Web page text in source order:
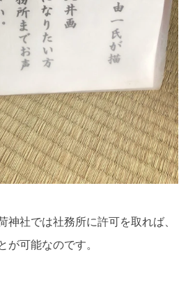
社では社務所に許可を取れば、
可能なのです。